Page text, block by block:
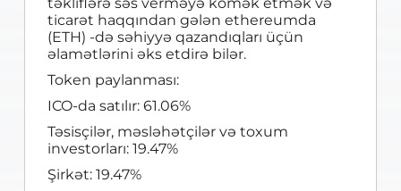
ticarət haqqından gələn ethereumda
(ETH) -də səhiyyə qazandıqları üçün
əlamətlərini əks etdirə bilər.
Token paylanması:
ICO-da satılır: 61.06%
Təsisçilər, məsləhətçilər və toxum
investorları: 19.47%
Şirkət: 19.47%